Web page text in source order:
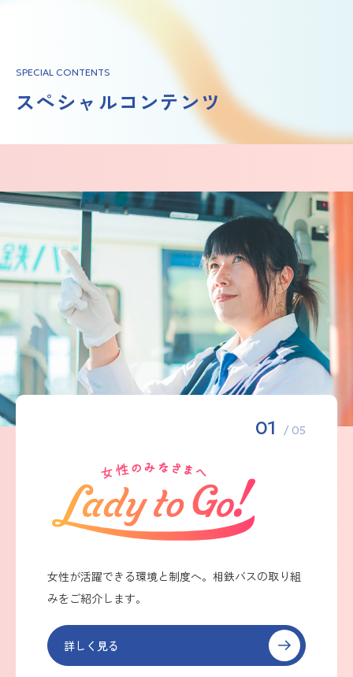
SPECIAL CONTENTS
スペシャルコンテンツ
01 / 05
女性が活躍できる環境と制度へ。相鉄バスの取り組
みをご紹介します。
詳しく見る